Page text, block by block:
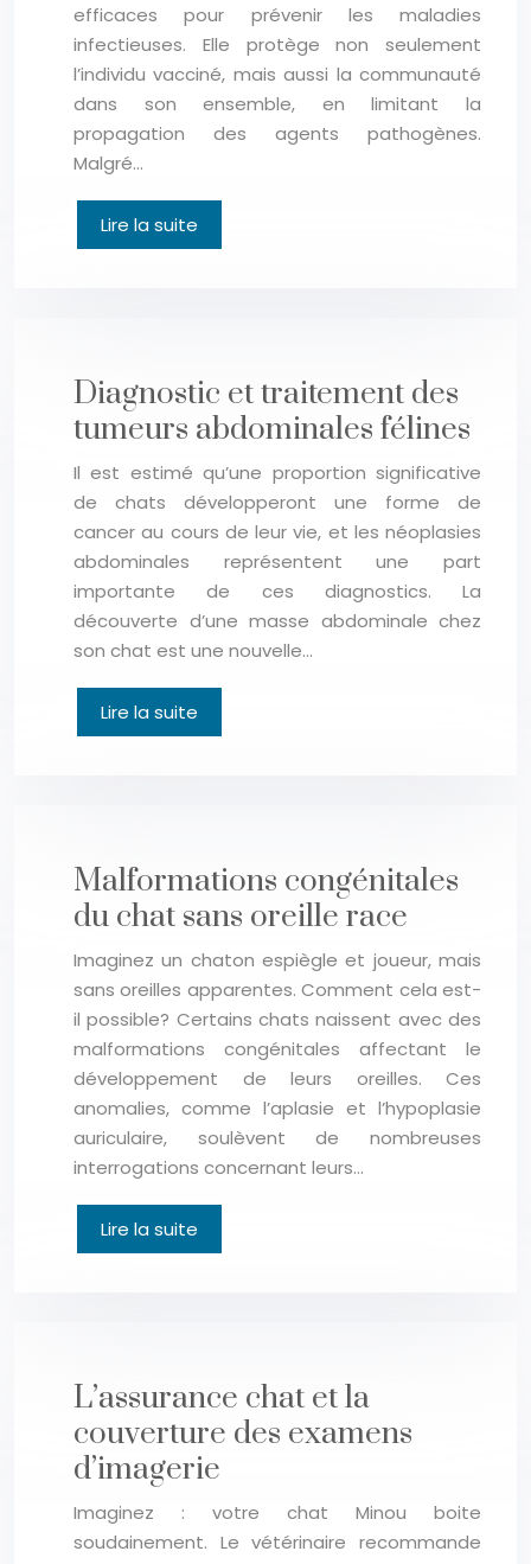
efficaces pour prévenir les maladies
infectieuses. Elle protège non seulement
l’individu vacciné, mais aussi la communauté
dans son ensemble, en limitant la
propagation des agents pathogènes.
Malgré…
Lire la suite
Diagnostic et traitement des
tumeurs abdominales félines
Il est estimé qu’une proportion significative
de chats développeront une forme de
cancer au cours de leur vie, et les néoplasies
abdominales représentent une part
importante de ces diagnostics. La
découverte d’une masse abdominale chez
son chat est une nouvelle…
Lire la suite
Malformations congénitales
du chat sans oreille race
Imaginez un chaton espiègle et joueur, mais
sans oreilles apparentes. Comment cela est-
il possible? Certains chats naissent avec des
malformations congénitales affectant le
développement de leurs oreilles. Ces
anomalies, comme l’aplasie et l’hypoplasie
auriculaire, soulèvent de nombreuses
interrogations concernant leurs…
Lire la suite
L’assurance chat et la
couverture des examens
d’imagerie
Imaginez : votre chat Minou boite
soudainement. Le vétérinaire recommande